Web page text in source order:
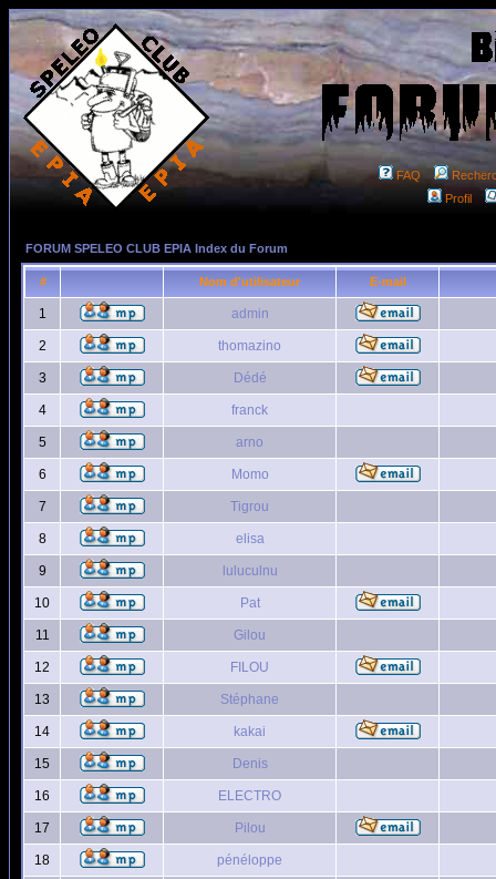
FAQ
Profil
FORUM SPELEO CLUB EPIA Index du Forum
# Nom d'utilisateur E-mail
1 admin
2 thomazino
3 Dédé
4 franck
5 arno
6 Momo
7 Tigrou
8 elisa
9 luluculnu
10 Pat
11 Gilou
12 FILOU
13 Stéphane
14 kakai
15 Denis
16 ELECTRO
17 Pilou
18 pénéloppe